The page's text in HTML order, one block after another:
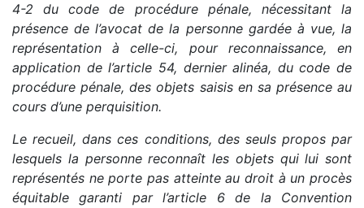
4-2 du code de procédure pénale, nécessitant la
présence de l’avocat de la personne gardée à vue, la
représentation à celle-ci, pour reconnaissance, en
application de l’article 54, dernier alinéa, du code de
procédure pénale, des objets saisis en sa présence au
cours d’une perquisition.
Le recueil, dans ces conditions, des seuls propos par
lesquels la personne reconnaît les objets qui lui sont
représentés ne porte pas atteinte au droit à un procès
équitable garanti par l’article 6 de la Convention